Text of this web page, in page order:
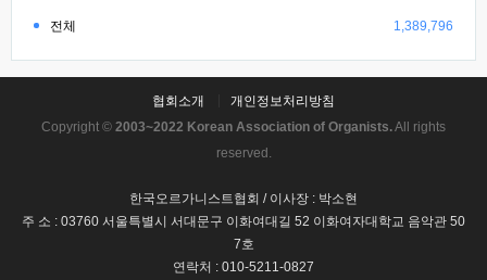
전체 1,389,796
협회소개
개인정보처리방침
Copyright © 2003~2022 Korean Association of Organists.All rights
reserved.
한국오르가니스트협회 / 이사장 : 박소현
주 소 : 03760 서울특별시 서대문구 이화여대길 52 이화여자대학교 음악관 50
7호
연락처 : 010-5211-0827